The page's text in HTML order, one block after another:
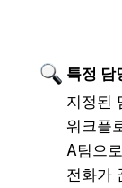
특정 담
지정된
워크플
A팀으
전화가